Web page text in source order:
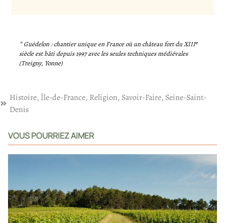
* Guédelon : chantier unique en France où un château fort du XIIIᵉ
siècle est bâti depuis 1997 avec les seules techniques médiévales
(Treigny, Yonne)
Histoire, Île-de-France, Religion, Savoir-Faire, Seine-Saint-
Denis
VOUS POURRIEZ AIMER